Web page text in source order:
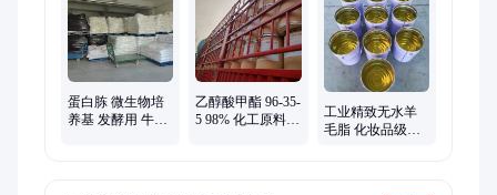
合剂、除油粉、糖醇锌、醋酸铜、氯化钾、壳寡糖、叔丁醇、清
洗剂、糖醇硅、海藻硼、醋酸钴、防锈油
蛋白胨 微生物培
养基 发酵用 牛骨
乙醇酸甲酯 96-35-
5 98% 化工原料中
工业精致无水羊
毛脂 化妆品级乳